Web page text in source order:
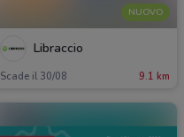
NUOVO
Libraccio
Scade il 30/08 9.1 km